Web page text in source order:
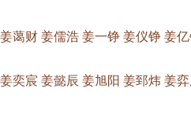
蔼财 姜儒浩 姜一铮 姜仪铮 姜
奕宸 姜懿辰 姜旭阳 姜郅炜 姜